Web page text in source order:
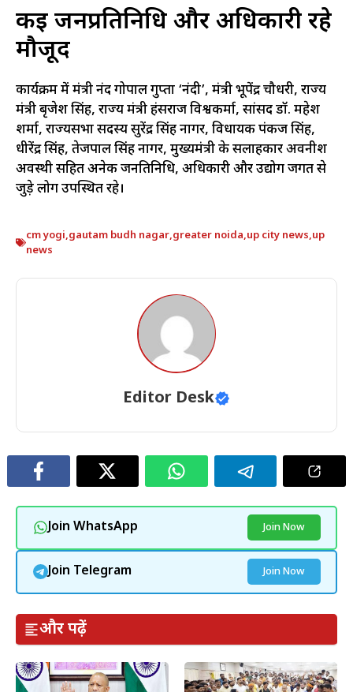
कई जनप्रतिनिधि और अधिकारी रहे
मौजूद
कार्यक्रम में मंत्री नंद गोपाल गुप्ता ‘नंदी’, मंत्री भूपेंद्र चौधरी, राज्य
मंत्री बृजेश सिंह, राज्य मंत्री हंसराज विश्वकर्मा, सांसद डॉ. महेश
शर्मा, राज्यसभा सदस्य सुरेंद्र सिंह नागर, विधायक पंकज सिंह,
धीरेंद्र सिंह, तेजपाल सिंह नागर, मुख्यमंत्री के सलाहकार अवनीश
अवस्थी सहित अनेक जनप्रतिनिधि, अधिकारी और उद्योग जगत से
जुड़े लोग उपस्थित रहे।
cm yogi,gautam budh nagar,greater noida,up city news,up
news
Editor Desk
Join WhatsApp Join Now
Join Telegram Join Now
और पढ़ें